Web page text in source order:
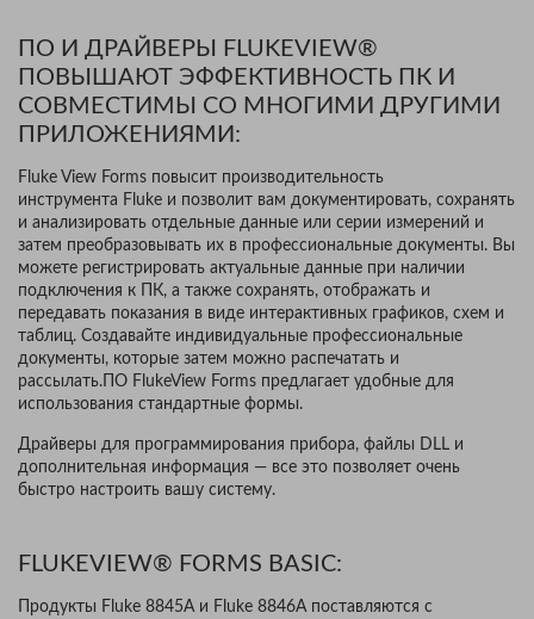
ПО И ДРАЙВЕРЫ FLUKEVIEW®
ПОВЫШАЮТ ЭФФЕКТИВНОСТЬ ПК И
СОВМЕСТИМЫ СО МНОГИМИ ДРУГИМИ
ПРИЛОЖЕНИЯМИ:
Fluke View Forms повысит производительность
инструмента Fluke и позволит вам документировать, сохранять
и анализировать отдельные данные или серии измерений и
затем преобразовывать их в профессиональные документы. Вы
можете регистрировать актуальные данные при наличии
подключения к ПК, а также сохранять, отображать и
передавать показания в виде интерактивных графиков, схем и
таблиц. Создавайте индивидуальные профессиональные
документы, которые затем можно распечатать и
рассылать.ПО FlukeView Forms предлагает удобные для
использования стандартные формы.
Драйверы для программирования прибора, файлы DLL и
дополнительная информация — все это позволяет очень
быстро настроить вашу систему.
FLUKEVIEW® FORMS BASIC:
Продукты Fluke 8845A и Fluke 8846A поставляются с